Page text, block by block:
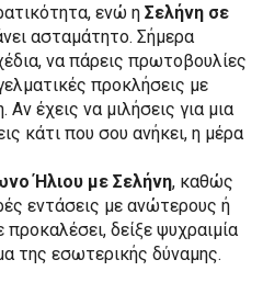
ενώ η Σελήνη σε
ασταμάτητο. Σήμερα
να πάρεις πρωτοβουλίες
προκλήσεις με
έχεις να μιλήσεις για μια
κάτι που σου ανήκει, η μέρα
Ήλιου με Σελήνη, καθώς
εντάσεις με ανώτερους ή
δείξε ψυχραιμία
της εσωτερικής δύναμης.